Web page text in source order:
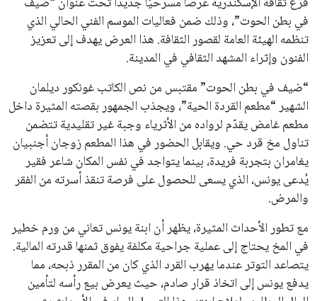
منوعات
فن وثقافة
المرأة والجمال
حوادث
محافظات
في بطن الحوت”، وذلك ضمن فعاليات الموسم الفني الحالي الذي
تنظمه الهيئة العامة لقصور الثقافة. هذا العرض يهدف إلى تعزيز
الفنون وإثراء المشهد الثقافي في المدينة.
“ضيف في بطن الحوت” مقتبس من نص الكاتب غونكور ديلمان
الشهير “مطعم القردة الحية”، ويجذب الجمهور بقصته المثيرة داخل
مطعم غامض يقدّم لرواده من الأثرياء وجبة غير تقليدية تتضمن
تناول مخ قرد حي. ويقابل الحضور في هذا المطعم زوجان أجنبيان
يغامران بتجربة فريدة، بينما يتواجد في نفس المكان شاعر فقير
يُدعى يونس، الذي يسعى للحصول على فرصة تنقذ أسرته من الفقر
والمرض.
مع تطور الأحداث المثيرة، يظهر أن ابنة يونس تعاني من ورم خطير
في المخ يحتاج إلى عملية جراحية مكلفة يفوق ثمنها قدرته المالية.
يتصاعد التوتر عندما يهرب القرد الذي كان من المقرر ذبحه، مما
يدفع يونس إلى اتخاذ قرار صادم، حيث يعرض بيع رأسه لتأمين